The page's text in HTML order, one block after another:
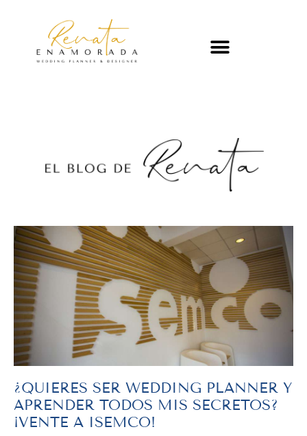
¿QUIERES SER WEDDING PLANNER Y
APRENDER TODOS MIS SECRETOS?
¡VENTE A ISEMCO!